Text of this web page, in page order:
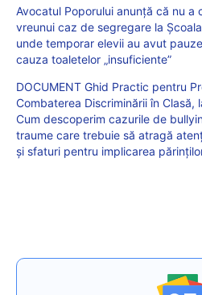
Avocatul Poporului anunță că nu a
vreunui caz de segregare la
unde temporar elevii au avut
cauza toaletelor „insuficiente”
DOCUMENT Ghid Practic pentru
Combaterea Discriminării în Clasă,
Cum descoperim cazurile de
traume care trebuie să atragă
și sfaturi pentru implicarea